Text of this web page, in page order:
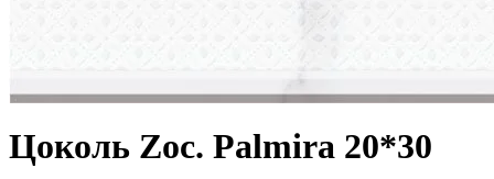
Цоколь Zoc. Palmira 20*30